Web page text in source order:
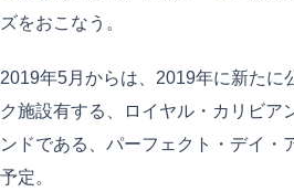
ズをおこなう。
2019年5月からは、2019年に新たに
ク施設有する、ロイヤル・カリビア
ンドである、パーフェクト・デイ・
予定。